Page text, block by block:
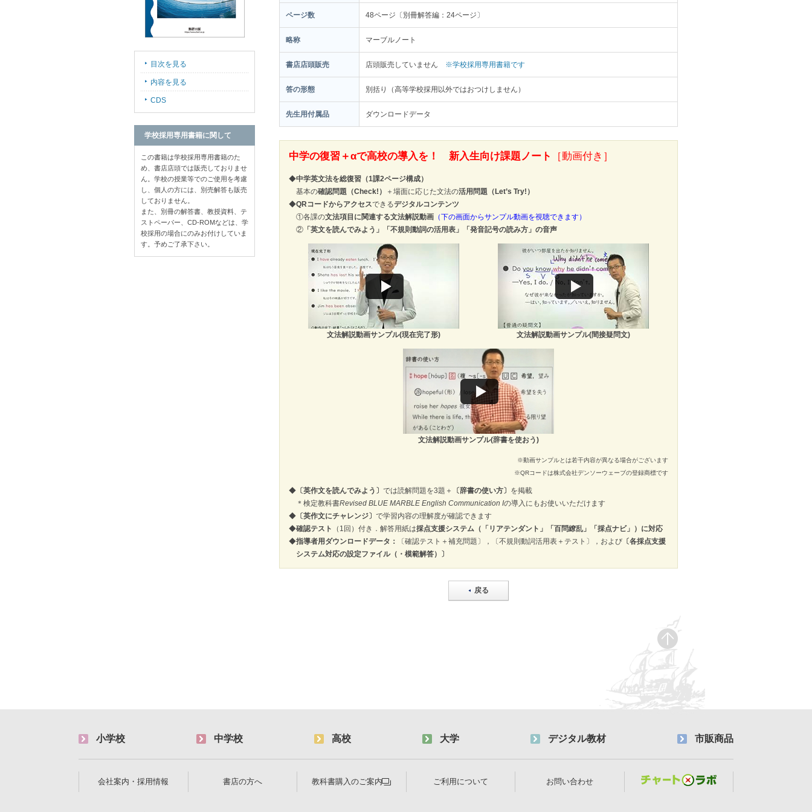
ページ数 48ページ〔別冊解答編：24ページ〕
略称 マーブルノート
書店店頭販売 店頭販売していません ※学校採用専用書籍です
答の形態 別括り（高等学校採用以外ではおつけしません）
先生用付属品 ダウンロードデータ
中学の復習＋αで高校の導入を！ 新入生向け課題ノート ［動画付き］
◆中学英文法を総復習（1課2ページ構成）
基本の確認問題（Check!） ＋場面に応じた文法の活用問題（Let’s Try!）
◆QRコードからアクセスできるデジタルコンテンツ
①各課の文法項目に関連する文法解説動画（下の画面からサンプル動画を視聴できます）
②「英文を読んでみよう」「不規則動詞の活用表」「発音記号の読み方」の音声
文法解説動画サンプル(現在完了形) 文法解説動画サンプル(間接疑問文)
文法解説動画サンプル(辞書を使おう)
※動画サンプルとは若干内容が異なる場合がございます
※QRコードは株式会社デンソーウェーブの登録商標です
◆ 〔英作文を読んでみよう〕 では読解問題を3題＋ 〔辞書の使い方〕 を掲載
＊検定教科書Revised BLUE MARBLE English Communication Iの導入にもお使いいただけます
◆ 〔英作文にチャレンジ〕 で学習内容の理解度が確認できます
◆確認テスト （1回）付き．解答用紙は採点支援システム（「リアテンダント」「百問繚乱」「採点ナビ」）に対応
◆指導者用ダウンロードデータ： 〔確認テスト＋補充問題〕，〔不規則動詞活用表＋テスト〕，および 〔各採点支援
システム対応の設定ファイル（・模範解答）〕
戻る
目次を見る
内容を見る
CDS
学校採用専用書籍に関して
この書籍は学校採用専用書籍のた
め、書店店頭では販売しておりませ
ん。学校の授業等でのご使用を考慮
し、個人の方には、別売解答も販売
しておりません。
また、別冊の解答書、教授資料、テ
ストペーパー、CD-ROMなどは、学
校採用の場合にのみお付けしていま
す。予めご了承下さい。
小学校 中学校 高校 大学 デジタル教材 市販商品
会社案内・採用情報 書店の方へ 教科書購入のご案内 ご利用について お問い合わせ